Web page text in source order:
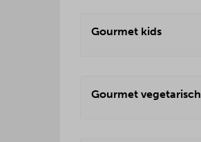
Gourmet kids
Gourmet vegetarisch